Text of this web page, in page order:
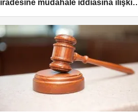
iradesine müdahale iddiasına ilişkin